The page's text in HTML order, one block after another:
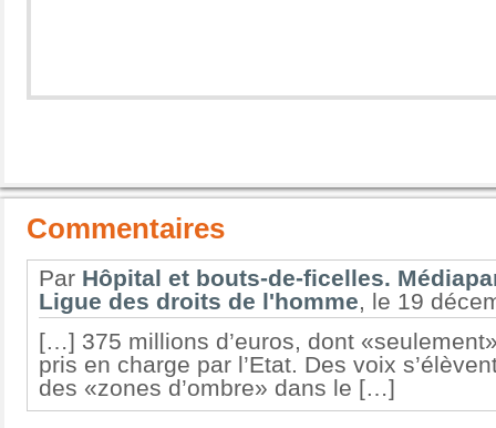
Commentaires
Par Hôpital et bouts-de-ficelles.
Ligue des droits de l'homme, le 19
[…] 375 millions d’euros, dont
pris en charge par l’Etat. Des voix
des «zones d’ombre» dans le […]